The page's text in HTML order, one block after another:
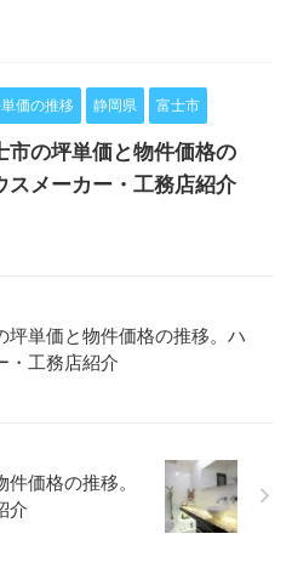
価の推移 静岡県 富士市
市の坪単価と物件価格の
スメーカー・工務店紹介
坪単価と物件価格の推移。ハ
・工務店紹介
価格の推移。
介